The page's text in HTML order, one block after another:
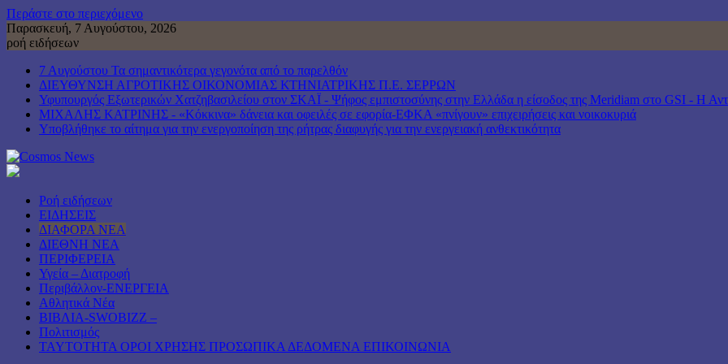
Περάστε στο περιεχόμενο
Παρασκευή, 7 Αυγούστου, 2026
ροή ειδήσεων
7 Αυγούστου Τα σημαντικότερα γεγονότα από το παρελθόν
ΔΙΕΥΘΥΝΣΗ ΑΓΡΟΤΙΚΗΣ ΟΙΚΟΝΟΜΙΑΣ ΚΤΗΝΙΑΤΡΙΚΗΣ Π.Ε. ΣΕΡΡΩΝ
Υφυπουργός Εξωτερικών Χατζηβασιλείου στον ΣΚΑΪ - Ψήφος εμπιστοσύνης στην Ελλάδα η είσοδος της Meridiam στο GSI - Η
ΜΙΧΑΛΗΣ ΚΑΤΡΙΝΗΣ - «Κόκκινα» δάνεια και οφειλές σε εφορία-ΕΦΚΑ «πνίγουν» επιχειρήσεις και νοικοκυριά
Υποβλήθηκε το αίτημα για την ενεργοποίηση της ρήτρας διαφυγής για την ενεργειακή ανθεκτικότητα
Ροή ειδήσεων
ΕΙΔΗΣΕΙΣ
ΔΙΑΦΟΡΑ ΝΕΑ
ΔΙΕΘΝΗ ΝΕΑ
ΠΕΡΙΦΕΡΕΙΑ
Υγεία – Διατροφή
Περιβάλλον-ΕΝΕΡΓΕΙΑ
Αθλητικά Νέα
ΒΙΒΛΙΑ-SWOBIZZ –
Πολιτισμός
TAYTOTHTA ΟΡΟΙ ΧΡΗΣΗΣ ΠΡΟΣΩΠΙΚΑ ΔΕΔΟΜΕΝΑ ΕΠΙΚΟΙΝΩΝΙΑ